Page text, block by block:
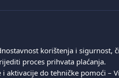
korištenja i sigurnost,
proces prihvata plaćanja.
aktivacije do tehničke pomoći –